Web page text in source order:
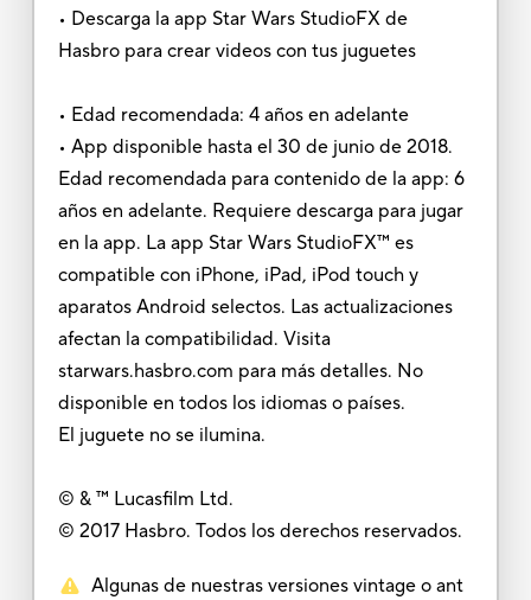
• Descarga la app Star Wars StudioFX de
Hasbro para crear videos con tus juguetes
• Edad recomendada: 4 años en adelante
• App disponible hasta el 30 de junio de 2018.
Edad recomendada para contenido de la app: 6
años en adelante. Requiere descarga para jugar
en la app. La app Star Wars StudioFX™ es
compatible con iPhone, iPad, iPod touch y
aparatos Android selectos. Las actualizaciones
afectan la compatibilidad. Visita
starwars.hasbro.com para más detalles. No
disponible en todos los idiomas o países.
El juguete no se ilumina.
© & ™ Lucasfilm Ltd.
© 2017 Hasbro. Todos los derechos reservados.
Algunas de nuestras versiones vintage o ant